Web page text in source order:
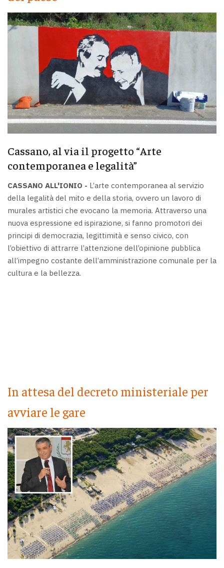
Cassano, al via il progetto “Arte
contemporanea e legalità”
CASSANO ALL'IONIO - L’arte contemporanea al servizio
della legalità del mito e della storia, ovvero un lavoro di
murales artistici che evocano la memoria. Attraverso una
nuova espressione ed ispirazione, si fanno promotori dei
principi di democrazia, legittimità e senso civico, con
l’obiettivo di attrarre l’attenzione dell’opinione pubblica
all’impegno costante dell’amministrazione comunale per la
cultura e la bellezza.
In attesa del decreto ministeriale per
avviare le gare